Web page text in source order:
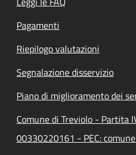
Pagamenti
Riepilogo valutazioni
Segnalazione disservizio
Piano di miglioramento dei
Comune di Treviolo - Partita
00330220161 - PEC: